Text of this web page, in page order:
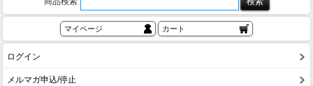
マイページ カート
ログイン
メルマガ申込/停止